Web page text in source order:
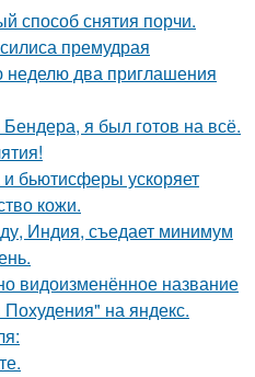
способ снятия порчи.
премудрая
два приглашения
я был готов на всё.
бьютисферы ускоряет
кожи.
Индия, съедает минимум
видоизменённое название
на яндекс.